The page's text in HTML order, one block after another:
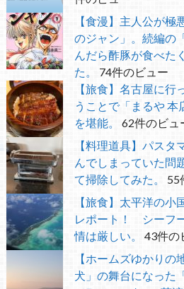
【食漫】主人公が
のジャン」。続編の
んだら酢豚が食べた
た。
74件のビュー
【旅食】名古屋に
うことで「まるや 本
を堪能。
62件のビュ
【料理道具】パス
んでしまっていた問
て掃除してみた。
55
【旅食】太平洋の
レポート！ シーフ
情は厳しい。
43件の
【ホームズゆかり
犬」の舞台になった